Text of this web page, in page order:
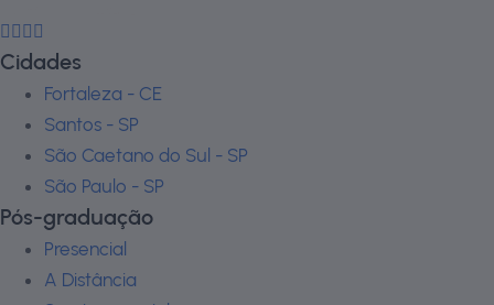
Cidades
Fortaleza - CE
Santos - SP
São Caetano do Sul - SP
São Paulo - SP
Pós-graduação
Presencial
A Distância